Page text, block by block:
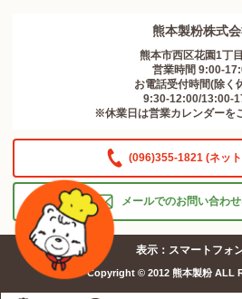
熊本製粉株式
熊本市西区花園1丁
営業時間 9:00-
お電話受付時間(除く
9:30-12:00/13:00-
※休業日は営業カレンダーを
(096)355-1821 (ネッ
メールでのお問い合わ
表示：スマートフォン
Copyright © 2012 熊本製粉 ALL